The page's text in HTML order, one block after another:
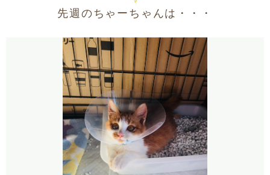
先週のちゃーちゃんは・・・